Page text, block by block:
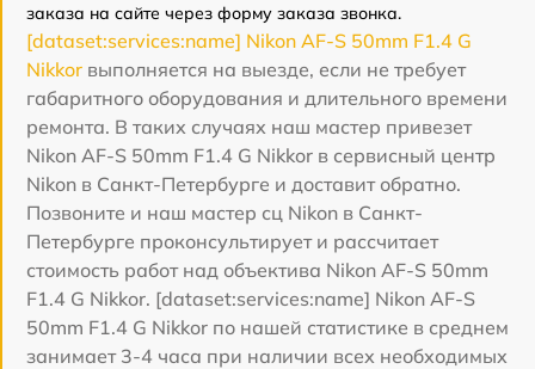
заказа на сайте через форму заказа звонка.
[dataset:services:name] Nikon AF-S 50mm F1.4 G
Nikkor выполняется на выезде, если не требует
габаритного оборудования и длительного времени
ремонта. В таких случаях наш мастер привезет
Nikon AF-S 50mm F1.4 G Nikkor в сервисный центр
Nikon в Санкт-Петербурге и доставит обратно.
Позвоните и наш мастер сц Nikon в Санкт-
Петербурге проконсультирует и рассчитает
стоимость работ над объектива Nikon AF-S 50mm
F1.4 G Nikkor. [dataset:services:name] Nikon AF-S
50mm F1.4 G Nikkor по нашей статистике в среднем
занимает 3-4 часа при наличии всех необходимых